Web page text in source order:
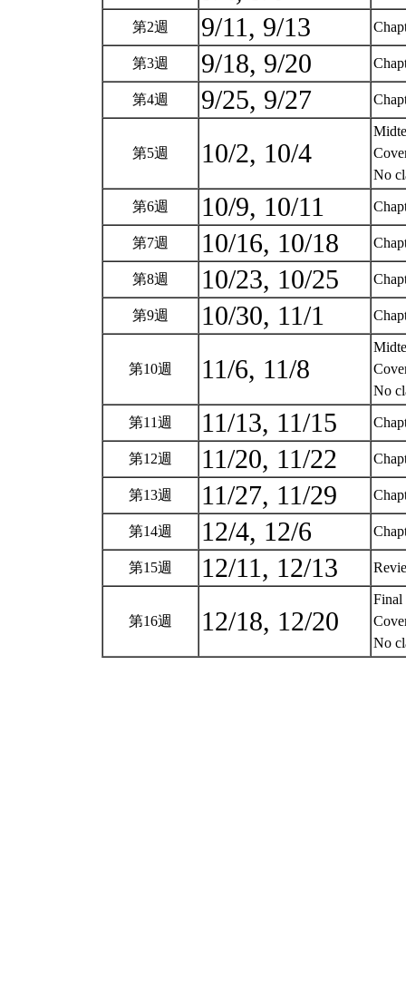
第2週 9/11, 9/13
第3週 9/18, 9/20
第4週 9/25, 9/27
第5週 10/2, 10/4
No
第6週 10/9, 10/11
第7週 10/16, 10/18
第8週 10/23, 10/25
第9週 10/30, 11/1
第10週 11/6, 11/8
No
第11週 11/13, 11/15
第12週 11/20, 11/22
第13週 11/27, 11/29
第14週 12/4, 12/6
第15週 12/11, 12/13
第16週 12/18, 12/20
Final
No